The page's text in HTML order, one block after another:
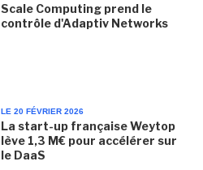
Scale Computing prend le
contrôle d'Adaptiv Networks
LE 20 FÉVRIER 2026
La start-up française Weytop
lève 1,3 M€ pour accélérer sur
le DaaS